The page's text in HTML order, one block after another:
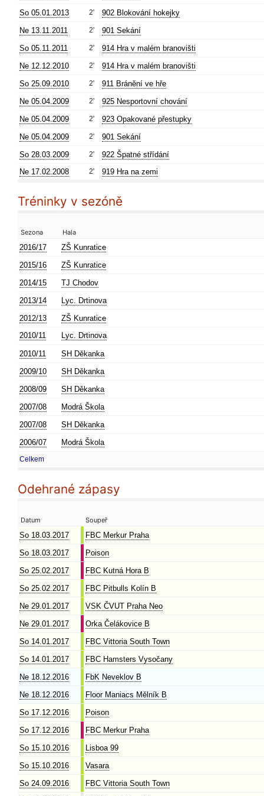
So 05.01.2013
2'
902 Blokování hokejky
Ne 13.11.2011
2'
901 Sekání
So 05.11.2011
2'
914 Hra v malém branovišti
Ne 12.12.2010
2'
914 Hra v malém branovišti
So 25.09.2010
2'
911 Bránění ve hře
Ne 05.04.2009
2'
925 Nesportovní chování
Ne 05.04.2009
2'
923 Opakované přestupky
Ne 05.04.2009
2'
901 Sekání
So 28.03.2009
2'
922 Špatné střídání
Ne 17.02.2008
2' 919 Hra na zemi
Tréninky v sezóně
Sezona Hala
2016/17
ZŠ Kunratice
2015/16
ZŠ Kunratice
2014/15
TJ Chodov
2013/14
Lyc. Drtinova
2012/13
ZŠ Kunratice
2010/11
Lyc. Drtinova
2010/11
SH Děkanka
2009/10
SH Děkanka
2008/09
SH Děkanka
2007/08
Modrá Škola
2007/08
SH Děkanka
2006/07
Modrá Škola
Celkem
Odehrané zápasy
Datum Soupeř
So 18.03.2017
FBC Merkur Praha
So 18.03.2017
Poison
So 25.02.2017
FBC Kutná Hora B
So 25.02.2017
FBC Pitbulls Kolín B
Ne 29.01.2017
VSK ČVUT Praha Neo
Ne 29.01.2017
Orka Čelákovice B
So 14.01.2017
FBC Vittoria South Town
So 14.01.2017
FBC Hamsters Vysočany
Ne 18.12.2016
FbK Neveklov B
Ne 18.12.2016
Floor Maniacs Mělník B
So 17.12.2016
Poison
So 17.12.2016
FBC Merkur Praha
So 15.10.2016
Lisboa 99
So 15.10.2016
Vasara
So 24.09.2016
FBC Vittoria South Town